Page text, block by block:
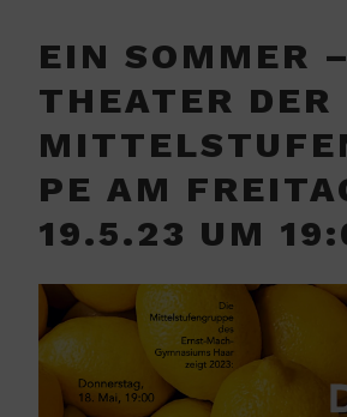
EIN SOMMER –
THEATER DER
PE AM
19.5.23 UM